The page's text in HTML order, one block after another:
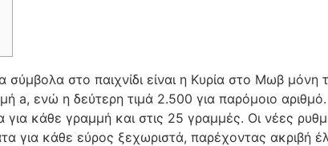
σύμβολα στο παιχνίδι είναι η Κυρία στο Μωβ
a, ενώ η δεύτερη τιμά 2.500 για παρόμοιο
κάθε γραμμή και στις 25 γραμμές. Οι νέες
για κάθε εύρος ξεχωριστά, παρέχοντας ακριβή